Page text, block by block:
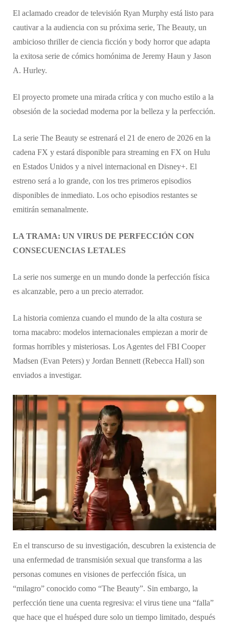
El aclamado creador de televisión Ryan Murphy está listo para
cautivar a la audiencia con su próxima serie, The Beauty, un
ambicioso thriller de ciencia ficción y body horror que adapta
la exitosa serie de cómics homónima de Jeremy Haun y Jason
A. Hurley.
El proyecto promete una mirada crítica y con mucho estilo a la
obsesión de la sociedad moderna por la belleza y la perfección.
​La serie ​The Beauty se estrenará el 21 de enero de 2026 en la
cadena FX y estará disponible para streaming en FX on Hulu
en Estados Unidos y a nivel internacional en Disney+. El
estreno será a lo grande, con los tres primeros episodios
disponibles de inmediato. Los ocho episodios restantes se
emitirán semanalmente.
LA TRAMA: UN VIRUS DE PERFECCIÓN CON
CONSECUENCIAS LETALES
​La serie nos sumerge en un mundo donde la perfección física
es alcanzable, pero a un precio aterrador.
​La historia comienza cuando el mundo de la alta costura se
torna macabro: modelos internacionales empiezan a morir de
formas horribles y misteriosas. Los Agentes del FBI Cooper
Madsen (Evan Peters) y Jordan Bennett (Rebecca Hall) son
enviados a investigar.
​En el transcurso de su investigación, descubren la existencia de
una enfermedad de transmisión sexual que transforma a las
personas comunes en visiones de perfección física, un
“milagro” conocido como “The Beauty”. Sin embargo, la
perfección tiene una cuenta regresiva: el virus tiene una “falla”
que hace que el huésped dure solo un tiempo limitado, después